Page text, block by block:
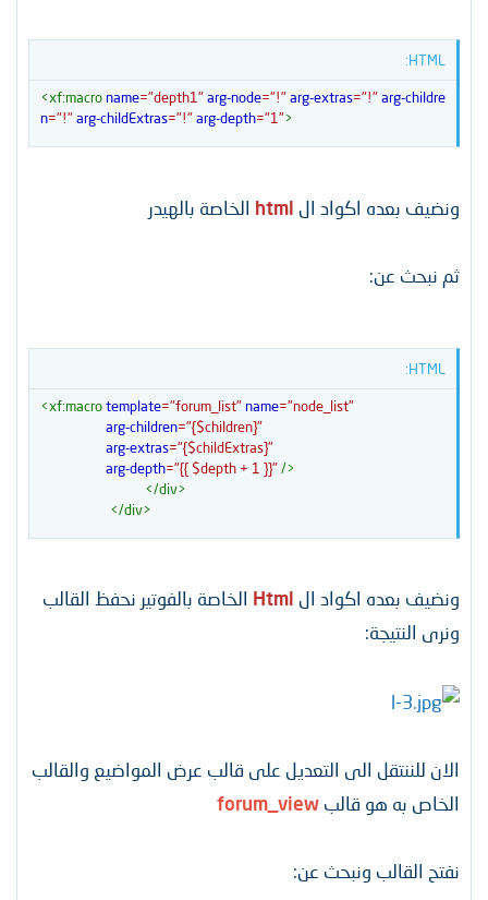
HTML:
<xf:macroname="depth1"arg-node="!"arg-extras="!"arg-childre
n="!"arg-childExtras="!"arg-depth="1">
ونضيف بعده اكواد ال html الخاصة بالهيدر
ثم نبحث عن:
HTML:
<xf:macrotemplate="forum_list"name="node_list"
arg-children="{$children}"
arg-extras="{$childExtras}"
arg-depth="{{ $depth + 1 }}"/>
</div>
</div>
ونضيف بعده اكواد ال Html الخاصة بالفوتير نحفظ القالب
ونرى النتيجة:
الان للننتقل الى التعديل على قالب عرض المواضيع والقالب
الخاص به هو قالب forum_view
نفتح القالب ونبحث عن: